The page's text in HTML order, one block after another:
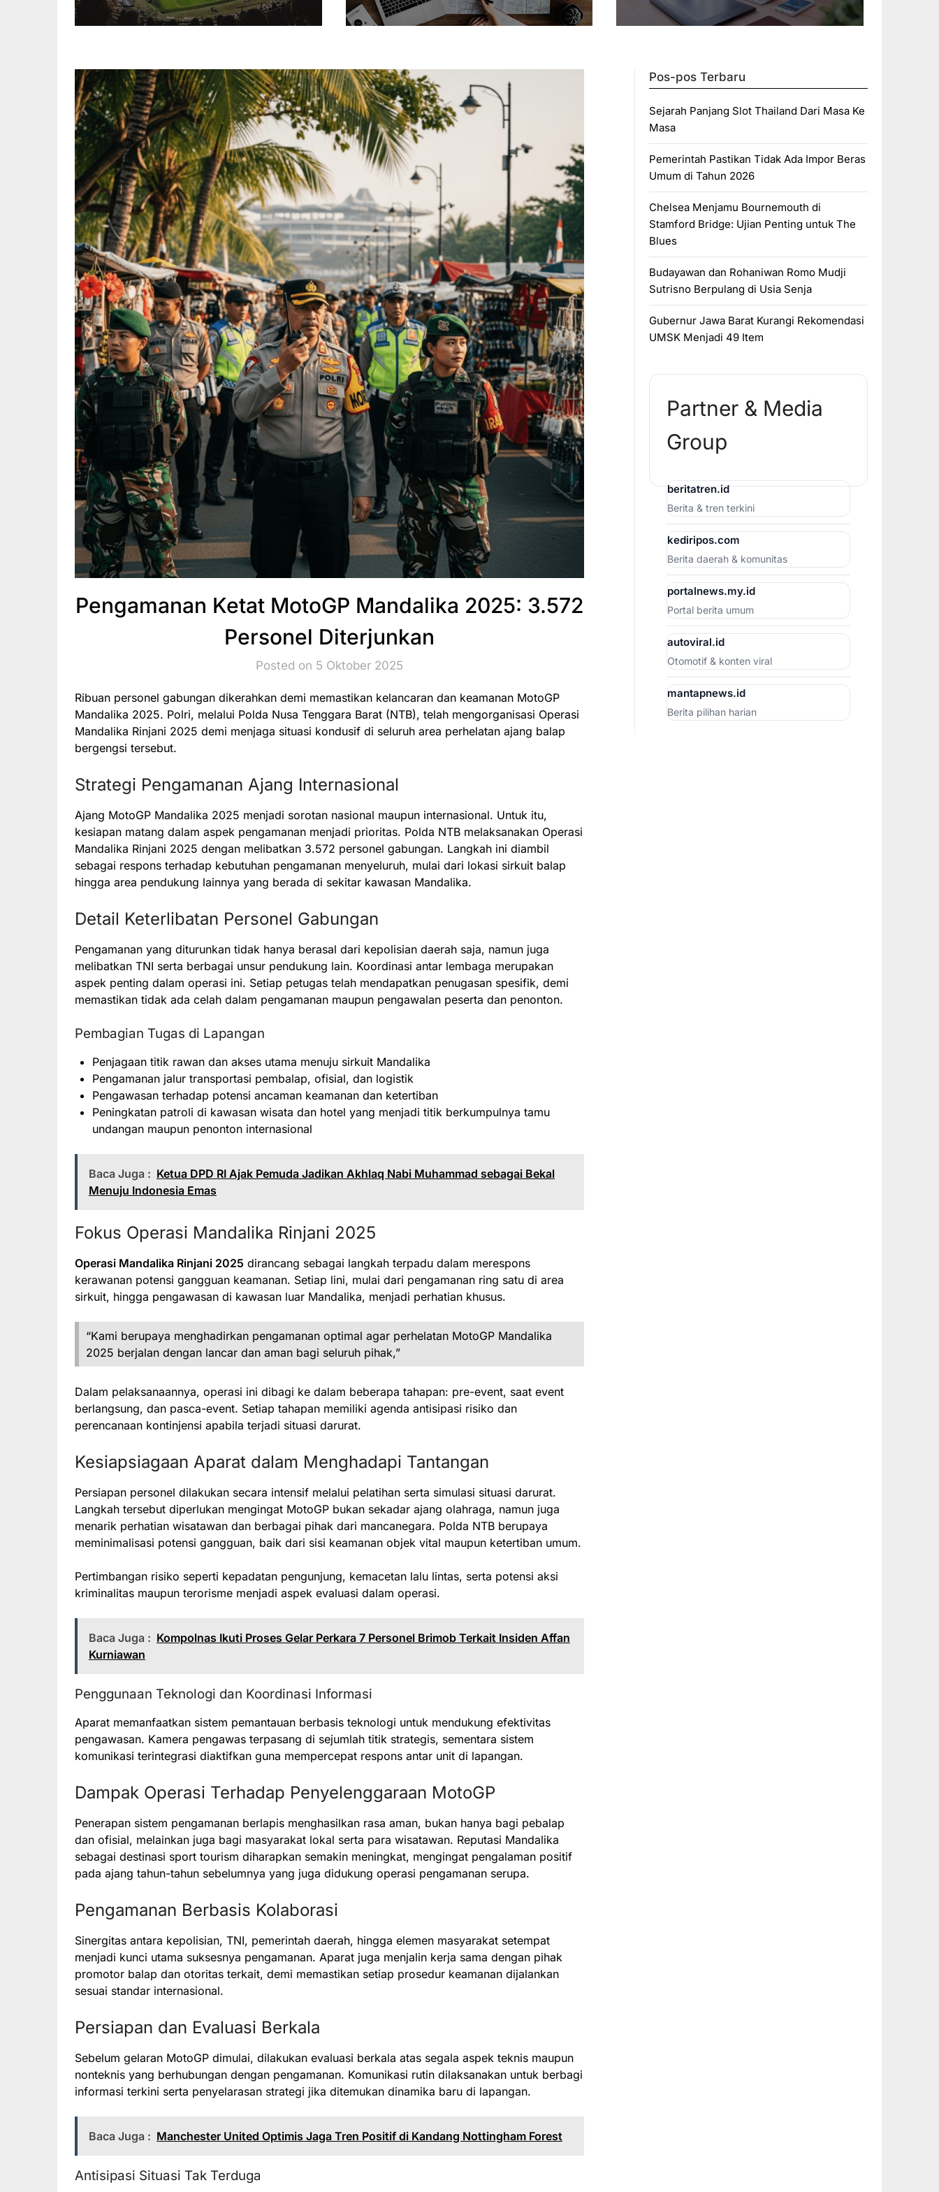
Pengamanan Ketat MotoGP Mandalika 2025: 3.572
Personel Diterjunkan
Posted on 5 Oktober 2025
Ribuan personel gabungan dikerahkan demi memastikan kelancaran dan keamanan MotoGP
Mandalika 2025. Polri, melalui Polda Nusa Tenggara Barat (NTB), telah mengorganisasi Operasi
Mandalika Rinjani 2025 demi menjaga situasi kondusif di seluruh area perhelatan ajang balap
bergengsi tersebut.
Strategi Pengamanan Ajang Internasional
Ajang MotoGP Mandalika 2025 menjadi sorotan nasional maupun internasional. Untuk itu,
kesiapan matang dalam aspek pengamanan menjadi prioritas. Polda NTB melaksanakan Operasi
Mandalika Rinjani 2025 dengan melibatkan 3.572 personel gabungan. Langkah ini diambil
sebagai respons terhadap kebutuhan pengamanan menyeluruh, mulai dari lokasi sirkuit balap
hingga area pendukung lainnya yang berada di sekitar kawasan Mandalika.
Detail Keterlibatan Personel Gabungan
Pengamanan yang diturunkan tidak hanya berasal dari kepolisian daerah saja, namun juga
melibatkan TNI serta berbagai unsur pendukung lain. Koordinasi antar lembaga merupakan
aspek penting dalam operasi ini. Setiap petugas telah mendapatkan penugasan spesifik, demi
memastikan tidak ada celah dalam pengamanan maupun pengawalan peserta dan penonton.
Pembagian Tugas di Lapangan
Penjagaan titik rawan dan akses utama menuju sirkuit Mandalika
Pengamanan jalur transportasi pembalap, ofisial, dan logistik
Pengawasan terhadap potensi ancaman keamanan dan ketertiban
Peningkatan patroli di kawasan wisata dan hotel yang menjadi titik berkumpulnya tamu
undangan maupun penonton internasional
Baca Juga : Ketua DPD RI Ajak Pemuda Jadikan Akhlaq Nabi Muhammad sebagai Bekal
Menuju Indonesia Emas
Fokus Operasi Mandalika Rinjani 2025
Operasi Mandalika Rinjani 2025 dirancang sebagai langkah terpadu dalam merespons
kerawanan potensi gangguan keamanan. Setiap lini, mulai dari pengamanan ring satu di area
sirkuit, hingga pengawasan di kawasan luar Mandalika, menjadi perhatian khusus.
“Kami berupaya menghadirkan pengamanan optimal agar perhelatan MotoGP Mandalika
2025 berjalan dengan lancar dan aman bagi seluruh pihak,”
Dalam pelaksanaannya, operasi ini dibagi ke dalam beberapa tahapan: pre-event, saat event
berlangsung, dan pasca-event. Setiap tahapan memiliki agenda antisipasi risiko dan
perencanaan kontinjensi apabila terjadi situasi darurat.
Kesiapsiagaan Aparat dalam Menghadapi Tantangan
Persiapan personel dilakukan secara intensif melalui pelatihan serta simulasi situasi darurat.
Langkah tersebut diperlukan mengingat MotoGP bukan sekadar ajang olahraga, namun juga
menarik perhatian wisatawan dan berbagai pihak dari mancanegara. Polda NTB berupaya
meminimalisasi potensi gangguan, baik dari sisi keamanan objek vital maupun ketertiban umum.
Pertimbangan risiko seperti kepadatan pengunjung, kemacetan lalu lintas, serta potensi aksi
kriminalitas maupun terorisme menjadi aspek evaluasi dalam operasi.
Baca Juga : Kompolnas Ikuti Proses Gelar Perkara 7 Personel Brimob Terkait Insiden Affan
Kurniawan
Penggunaan Teknologi dan Koordinasi Informasi
Aparat memanfaatkan sistem pemantauan berbasis teknologi untuk mendukung efektivitas
pengawasan. Kamera pengawas terpasang di sejumlah titik strategis, sementara sistem
komunikasi terintegrasi diaktifkan guna mempercepat respons antar unit di lapangan.
Dampak Operasi Terhadap Penyelenggaraan MotoGP
Penerapan sistem pengamanan berlapis menghasilkan rasa aman, bukan hanya bagi pebalap
dan ofisial, melainkan juga bagi masyarakat lokal serta para wisatawan. Reputasi Mandalika
sebagai destinasi sport tourism diharapkan semakin meningkat, mengingat pengalaman positif
pada ajang tahun-tahun sebelumnya yang juga didukung operasi pengamanan serupa.
Pengamanan Berbasis Kolaborasi
Sinergitas antara kepolisian, TNI, pemerintah daerah, hingga elemen masyarakat setempat
menjadi kunci utama suksesnya pengamanan. Aparat juga menjalin kerja sama dengan pihak
promotor balap dan otoritas terkait, demi memastikan setiap prosedur keamanan dijalankan
sesuai standar internasional.
Persiapan dan Evaluasi Berkala
Sebelum gelaran MotoGP dimulai, dilakukan evaluasi berkala atas segala aspek teknis maupun
nonteknis yang berhubungan dengan pengamanan. Komunikasi rutin dilaksanakan untuk berbagi
informasi terkini serta penyelarasan strategi jika ditemukan dinamika baru di lapangan.
Baca Juga : Manchester United Optimis Jaga Tren Positif di Kandang Nottingham Forest
Antisipasi Situasi Tak Terduga
Pos-pos Terbaru
Sejarah Panjang Slot Thailand Dari Masa Ke
Masa
Pemerintah Pastikan Tidak Ada Impor Beras
Umum di Tahun 2026
Chelsea Menjamu Bournemouth di
Stamford Bridge: Ujian Penting untuk The
Blues
Budayawan dan Rohaniwan Romo Mudji
Sutrisno Berpulang di Usia Senja
Gubernur Jawa Barat Kurangi Rekomendasi
UMSK Menjadi 49 Item
Partner & Media
Group
beritatren.id
Berita & tren terkini
kediripos.com
Berita daerah & komunitas
portalnews.my.id
Portal berita umum
autoviral.id
Otomotif & konten viral
mantapnews.id
Berita pilihan harian